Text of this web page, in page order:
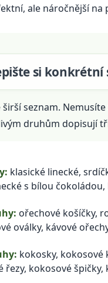
ale náročnější na
si konkrétní
seznam.
druhům dopisují
klasické linecké,
s bílou
ořechové košíčky,
oválky, kávové
kokosky, kokosové
řezy, kokosové